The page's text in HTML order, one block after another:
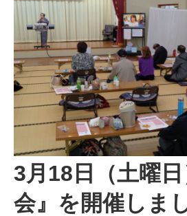
3月18日（土曜
会』を開催しま